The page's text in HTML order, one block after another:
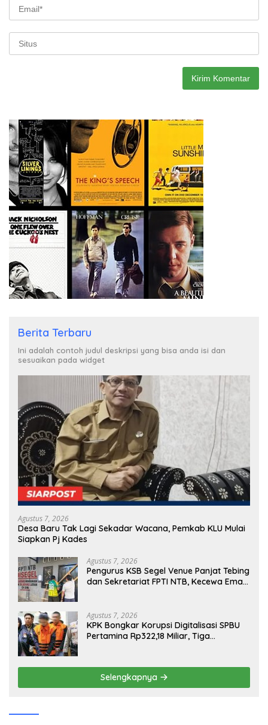
Berita Terbaru
Ini adalah contoh judul deskripsi yang bisa anda isi dan
sesuaikan pada widget
Agustus 7, 2026
Desa Baru Tak Lagi Sekadar Wacana, Pemkab KLU Mulai
Siapkan Pj Kades
Agustus 7, 2026
Pengurus KSB Segel Venue Panjat Tebing
dan Sekretariat FPTI NTB, Kecewa Emas
Agustus 7, 2026
KPK Bongkar Korupsi Digitalisasi SPBU
Pertamina Rp322,18 Miliar, Tiga
Selengkapnya